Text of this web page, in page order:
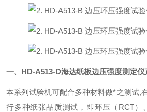
一、HD-A513-D海达纸板边压强度测定仪
本系列试验机可配合多种材料做*之测试,
行多种纸张品质测试，即环压（RCT）